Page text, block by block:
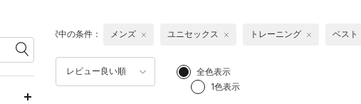
レビュー良い順
全色表示
1色表示
選択中の条件： メンズ ユニセックス トレーニング ベスト